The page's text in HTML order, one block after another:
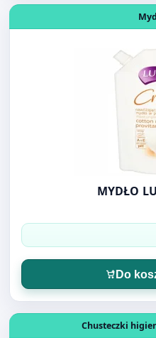
Otwórz produkt: MYDŁO
Do
Otwórz produkt:Chusteczki